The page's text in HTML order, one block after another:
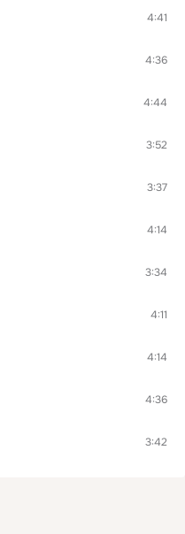
4:41
4:36
4:44
3:52
3:37
4:14
3:34
4:11
4:14
4:36
3:42